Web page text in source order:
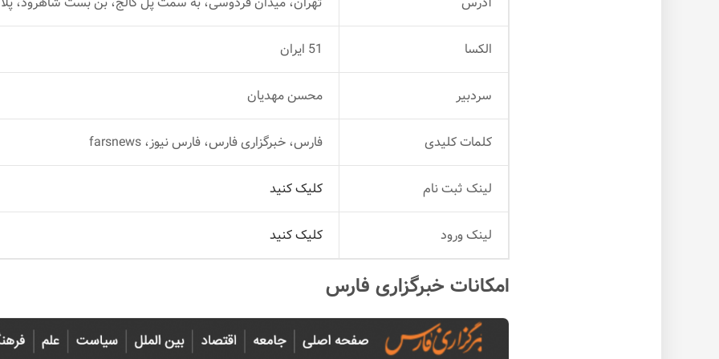
الکسا 51 ایران
سردبیر محسن مهدیان
کلمات کلیدی فارس، خبرگزاری فارس، فارس نیوز، farsnews
لینک ثبت نام کلیک کنید
لینک ورود کلیک کنید
امکانات خبرگزاری فارس